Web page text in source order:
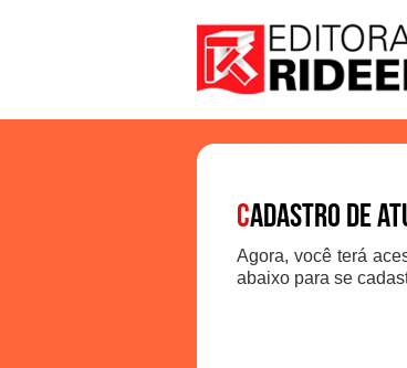
Cadastro de
Agora, você terá
abaixo para se